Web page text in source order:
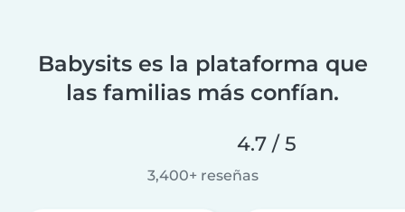
Babysits es la plataforma que
las familias más confían.
4.7 / 5
3,400+ reseñas